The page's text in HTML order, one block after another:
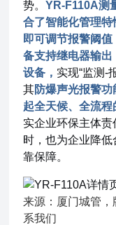
势。YR-F110A测
合了智能化管理特
即可调节报警阈
备支持继电器输
设备， 实现“监测-
其防爆声光报警
起全天候、全流
实企业环保主体
时，也为企业降
靠保障。
来源：厦门城管
系我们